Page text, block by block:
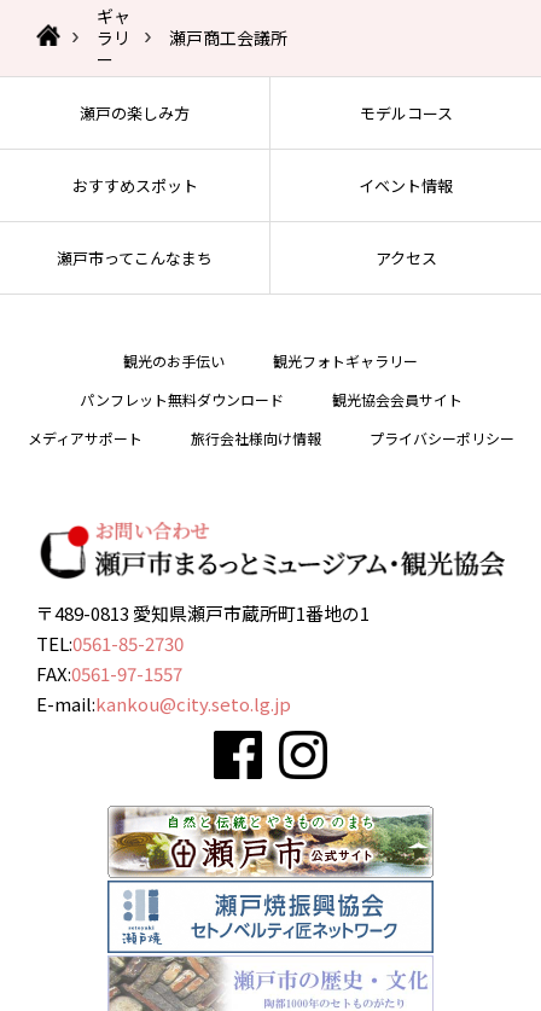
ギャ
ラリ
ー
瀬戸商工会議所
瀬戸の楽しみ方 モデルコース
おすすめスポット イベント情報
瀬戸市ってこんなまち アクセス
観光のお手伝い
観光フォトギャラリー
パンフレット無料ダウンロード
観光協会会員サイト
メディアサポート
旅行会社様向け情報 プライバシーポリシー
〒489-0813 愛知県瀬戸市蔵所町1番地の1
TEL:0561-85-2730
FAX:0561-97-1557
E-mail:kankou@city.seto.lg.jp